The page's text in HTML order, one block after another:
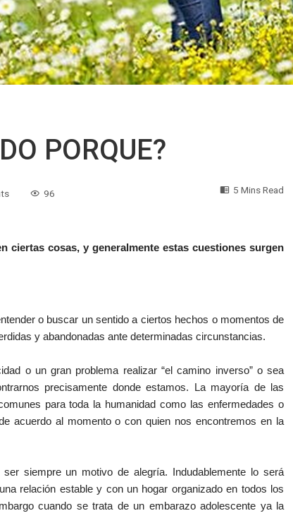
PORQUE?
96 5 Mins Read
ciertas cosas, y generalmente estas cuestiones surgen
o buscar un sentido a ciertos hechos o momentos de
y abandonadas ante determinadas circunstancias.
o un gran problema realizar “el camino inverso” o sea
precisamente donde estamos. La mayoría de las
para toda la humanidad como las enfermedades o
acuerdo al momento o con quien nos encontremos en la
siempre un motivo de alegría. Indudablemente lo será
relación estable y con un hogar organizado en todos los
cuando se trata de un embarazo adolescente ya la